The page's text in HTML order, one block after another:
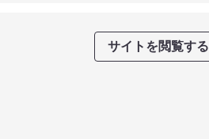
サイトを閲覧する